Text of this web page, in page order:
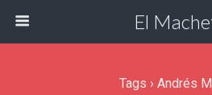
El
Tags › Andrés